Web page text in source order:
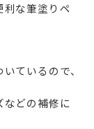
な筆塗りペ
ているので、
どの補修に